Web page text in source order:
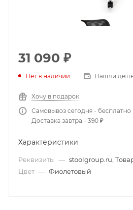
31 090 ₽
Нет в наличии Нашли
Хочу в подарок
Самовывоз сегодня - бесплатно
Доставка завтра - 390 ₽
Характеристики
Реквизиты — stoolgroup.ru,
Цвет — Фиолетовый